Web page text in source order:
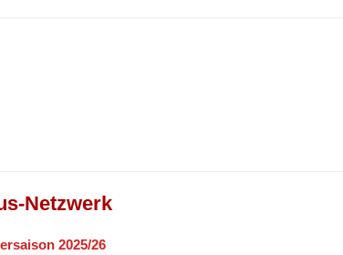
Netzwerk
2025/26